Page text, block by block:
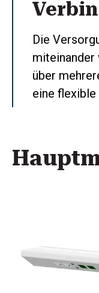
Die
miteinander
über
eine